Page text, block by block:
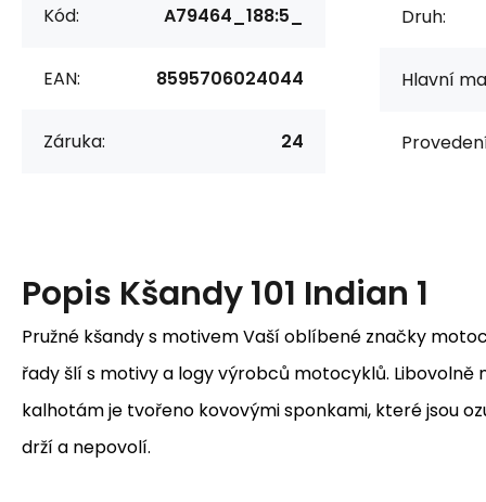
Kód: A79464_188:5_
EAN: 8595706024044
Záruka: 24
Druh:
Hlavní
Popis Kšandy 101 Indian 1
Pružné kšandy s motivem Vaší oblíbené značky
řady šlí s motivy a logy výrobců motocyklů. Libovolně
kalhotám je tvořeno kovovými sponkami, které jsou
drží a nepovolí.